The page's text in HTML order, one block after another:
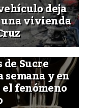
deja
vivienda
Sucre
y en
fenómeno